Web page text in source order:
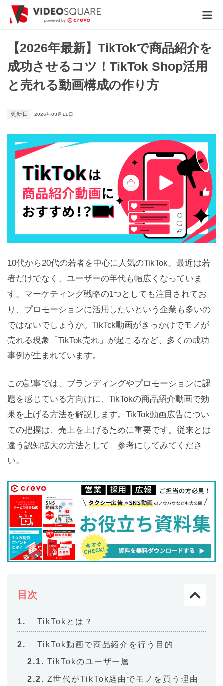
動画制作実績
価格
お役立ち情報
お問合わせ・無料見積もり
資料ダウンロード
【2026年最新】TikTokで商品紹介を
成功させるコツ！TikTok Shop活用
と売れる動画構成の作り方
更新日 2026年03月11日
10代から20代の若者を中心に人気のTikTok。最近は若
者だけでなく、ユーザーの年代も幅広くなっていま
す。マーケティング戦略の1つとしても注目されてお
り、プロモーションに活用したいという企業も多いの
ではないでしょうか。TikTok動画がきっかけでモノが
売れる現象「TikTok売れ」が起こるなど、多くの成功
事例が生まれています。
この記事では、ブランディングやプロモーションに課
題を感じている方向けに、TikTokの商品紹介動画で効
果を上げる方法を解説します。TikTok動画広告につい
ての把握は、売上を上げるために重要です。従来とは
違う認知拡大の方法として、参考にしてみてくださ
い。
目次
TikTokとは？
TikTok動画で商品紹介を行う目的
TikTokのユーザー層
Z世代がTikTok経由でモノを買う理由